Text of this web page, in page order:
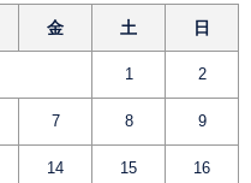
金 土 日
1 2
7 8 9
14 15 16